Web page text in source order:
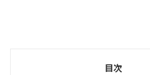
目次